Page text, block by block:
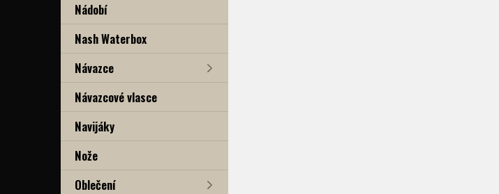
Nádobí
Nash Waterbox
Návazce
Návazcové vlasce
Navijáky
Nože
Oblečení